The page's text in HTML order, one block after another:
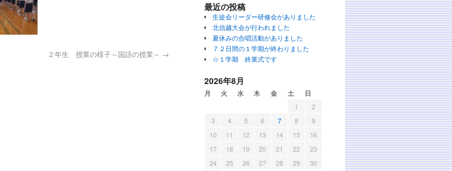
２年生 授業の様子～国語の授業～ →
最近の投稿
生徒会リーダー研修会がありました
北信越大会が行われました
夏休みの合唱活動がありました
７２日間の１学期が終わりました
☆１学期 終業式です
2026年8月
月 火 水 木 金 土 日
1
2
3
4 5 6 7 8
9
10
11 12 13 14 15
16
17
18 19 20 21 22
23
24
25 26 27 28 29
30